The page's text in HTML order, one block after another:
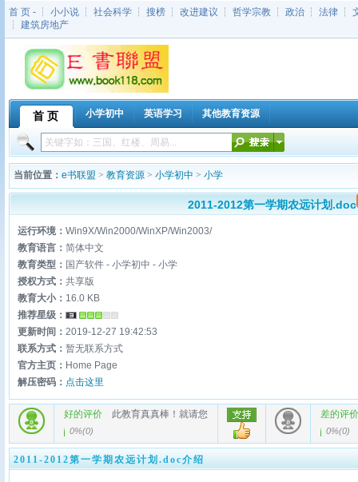
首 页 - ┆ 小小说 ┆ 社会科学 ┆ 搜榜 ┆ 改进建议 ┆ 哲学宗教 ┆ 政治 ┆ 法律 ┆
┆ 建筑房地产
首 页 小学初中 英语学习 其他教育资源
当前位置： e书联盟 > 教育资源 > 小学初中 > 小学
2011-2012第一学期农远计划.doc
运行环境： Win9X/Win2000/WinXP/Win2003/
教育语言： 简体中文
教育类型： 国产软件 - 小学初中 - 小学
授权方式： 共享版
教育大小： 16.0 KB
推荐星级：
更新时间： 2019-12-27 19:42:53
联系方式： 暂无联系方式
官方主页： Home Page
解压密码： 点击这里
好的评价 此教育真真棒！就请您
0%(0)
差的评价
0%(0)
2011-2012第一学期农远计划.doc介绍